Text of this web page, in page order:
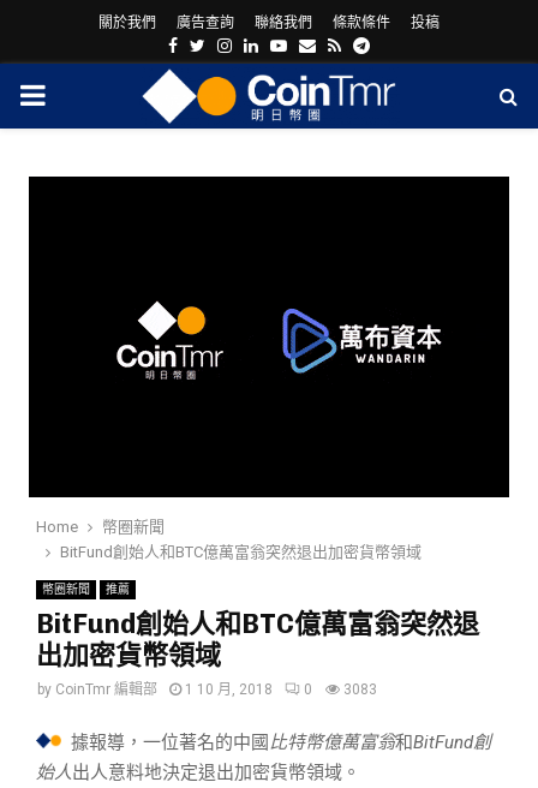
關於我們 廣告查詢 聯絡我們 條款條件 投稿
Facebook
Twitter
Instagram
LinkedinYoutube
Email
RssTelegram
PRIMARY
Home
幣圈新聞
BitFund創始人和BTC億萬富翁突然退出加密貨幣領域
幣圈新聞 推薦
BitFund創始人和BTC億萬富翁突然退
出加密貨幣領域
by CoinTmr 編輯部 1 10 月, 2018 0 3083
據報導，一位著名的中國 比特幣億萬富翁和BitFund創
始人出人意料地決定退出加密貨幣領域。